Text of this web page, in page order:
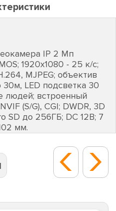
IP 2 Мп
1920х1080 - 25 к/с;
MJPEG; объектив
LED подсветка 30
людей; встроенный
(S/G), CGI; DWDR, 3D
SD до 256ГБ; DC 12В; 7
мм.